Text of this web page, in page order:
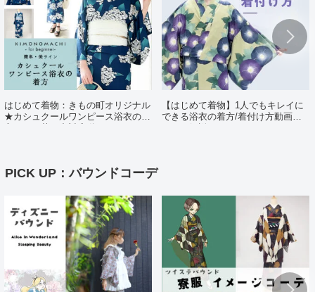
はじめて着物：きもの町オリジナル
★カシュクールワンピース浴衣の着
【はじめて着物】1人でもキレイに
できる浴衣の着方/着付け方動画ポ
PICK UP：バウンドコーデ